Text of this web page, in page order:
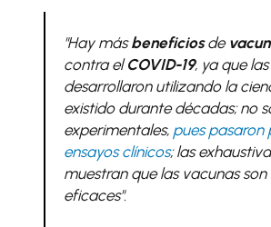
"Hay másbeneficiosde
contra elCOVID-19, ya que
desarrollaron utilizando la
existido durante décadas; no
experimentales, pues pasaron
ensayos clínicos; las
muestran que las vacunas son
eficaces".